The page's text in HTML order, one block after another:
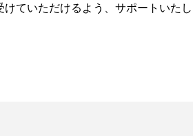
ていただけるよう、サポートいたし